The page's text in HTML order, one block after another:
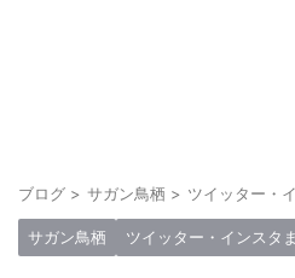
ブログ > サガン鳥栖 > ツイッター・
サガン鳥栖 ツイッター・インスタ